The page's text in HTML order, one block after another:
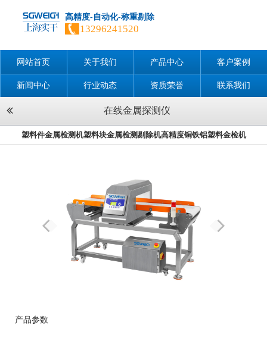
高精度-自动化-称重剔除
13296241520
网站首页 关于我们 产品中心 客户案例
新闻中心 行业动态 资质荣誉 联系我们
在线金属探测仪
塑料件金属检测机塑料块金属检测剔除机高精度铜铁铝塑料金检机
产品参数